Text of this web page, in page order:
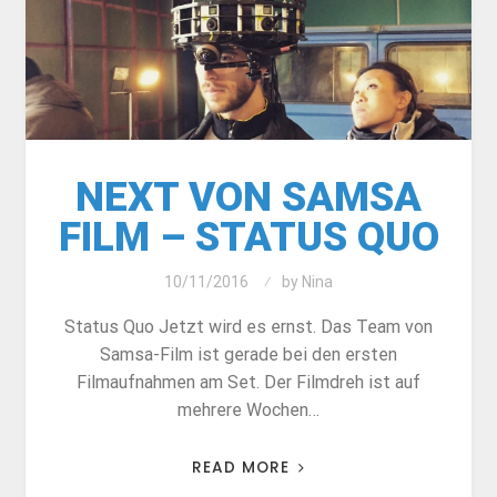
NEXT VON SAMSA
FILM – STATUS QUO
10/11/2016 by Nina
Status Quo Jetzt wird es ernst. Das Team von
Samsa-Film ist gerade bei den ersten
Filmaufnahmen am Set. Der Filmdreh ist auf
mehrere Wochen…
READ MORE